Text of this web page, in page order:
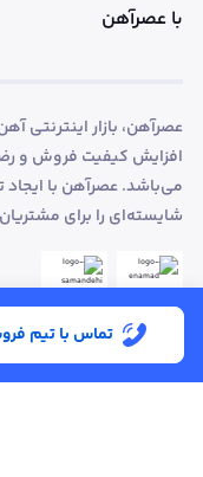
تماس با تیم
با عصرآهن
عصرآهن، بازار اینترنتی
افزایش کیفیت فروش و
می‌باشد. عصرآهن با
شایسته‌ای را برای
ساعت کاری:شنبه تا